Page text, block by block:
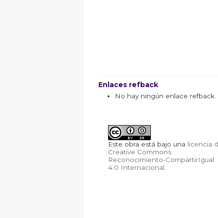
Enlaces refback
No hay ningún enlace refback.
Este obra está bajo una licencia
Creative Commons
Reconocimiento-CompartirIgual
4.0 Internacional